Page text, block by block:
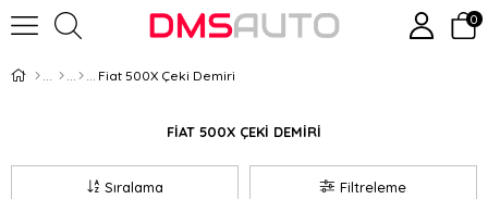
0
Fiat 500X Çeki Demiri
FİAT 500X ÇEKİ DEMİRİ
Filtreleme
Sıralama